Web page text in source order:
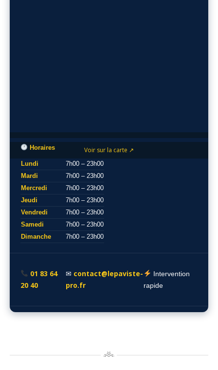
Voir sur la carte ↗
Horaires
Lundi
7h00 – 23h00
Mardi
7h00 – 23h00
Mercredi
7h00 – 23h00
Jeudi
7h00 – 23h00
Vendredi
7h00 – 23h00
Samedi
7h00 – 23h00
Dimanche
7h00 – 23h00
01 83 64
20 40
✉ contact@lepaviste-
pro.fr
Intervention
rapide